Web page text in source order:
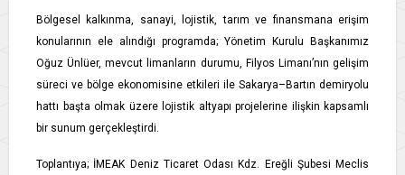
Bölgesel kalkınma, sanayi, lojistik, tarım ve finansmana erişim
konularının ele alındığı programda; Yönetim Kurulu Başkanımız
Oğuz Ünlüer, mevcut limanların durumu, Filyos Limanı’nın gelişim
süreci ve bölge ekonomisine etkileri ile Sakarya–Bartın demiryolu
hattı başta olmak üzere lojistik altyapı projelerine ilişkin kapsamlı
bir sunum gerçekleştirdi.
Toplantıya; İMEAK Deniz Ticaret Odası Kdz. Ereğli Şubesi Meclis